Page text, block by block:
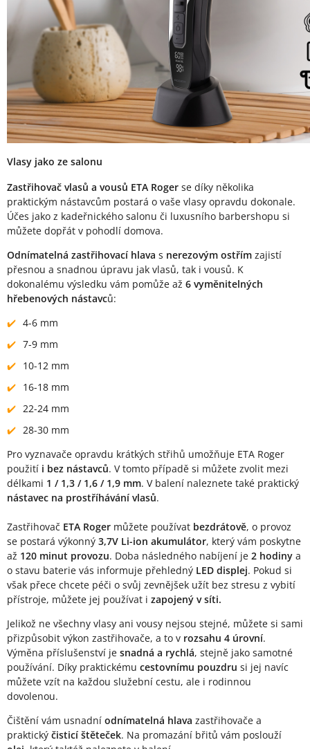
Vlasy jako ze salonu
Zastřihovač vlasů a vousů ETA Roger se díky několika
praktickým nástavcům postará o vaše vlasy opravdu dokonale.
Účes jako z kadeřnického salonu či luxusního barbershopu si
můžete dopřát v pohodlí domova.
Odnímatelná zastřihovací hlava s nerezovým ostřím zajistí
přesnou a snadnou úpravu jak vlasů, tak i vousů. K
dokonalému výsledku vám pomůže až 6 vyměnitelných
hřebenových nástavců:
4-6 mm
7-9 mm
10-12 mm
16-18 mm
22-24 mm
28-30 mm
Pro vyznavače opravdu krátkých střihů umožňuje ETA Roger
použití i bez nástavců. V tomto případě si můžete zvolit mezi
délkami 1 / 1,3 / 1,6 / 1,9 mm. V balení naleznete také praktický
nástavec na prostříhávání vlasů.
Zastřihovač ETA Roger můžete používat bezdrátově, o provoz
se postará výkonný 3,7V Li-ion akumulátor, který vám poskytne
až 120 minut provozu. Doba následného nabíjení je 2 hodiny a
o stavu baterie vás informuje přehledný LED displej. Pokud si
však přece chcete péči o svůj zevnějšek užít bez stresu z vybití
přístroje, můžete jej používat i zapojený v síti.
Jelikož ne všechny vlasy ani vousy nejsou stejné, můžete si sami
přizpůsobit výkon zastřihovače, a to v rozsahu 4 úrovní.
Výměna příslušenství je snadná a rychlá, stejně jako samotné
používání. Díky praktickému cestovnímu pouzdru si jej navíc
můžete vzít na každou služební cestu, ale i rodinnou
dovolenou.
Čištění vám usnadní odnímatelná hlava zastřihovače a
praktický čisticí štěteček. Na promazání břitů vám poslouží